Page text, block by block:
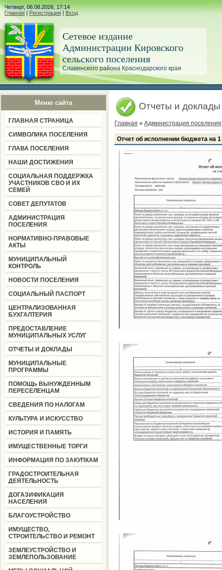
Четверг, 06.08.2026, 17:14
Главная | Регистрация | Вход
Сетевое издание
Администрации Кировского
сельского поселения
Славянского района Краснодарского края
Меню сайта
ГЛАВНАЯ СТРАНИЦА
СИМВОЛИКА ПОСЕЛЕНИЯ
ГЛАВА ПОСЕЛЕНИЯ
НАШИ ДОСТИЖЕНИЯ
СОЦИАЛЬНАЯ ПОДДЕРЖКА
УЧАСТНИКОВ СВО И ИХ
СЕМЕЙ
СОВЕТ ДЕПУТАТОВ
АДМИНИСТРАЦИЯ
ПОСЕЛЕНИЯ
НОРМАТИВНО-ПРАВОВЫЕ
АКТЫ
МУНИЦИПАЛЬНЫЙ
КОНТРОЛЬ
НОВОСТИ ПОСЕЛЕНИЯ
СОЦИАЛЬНЫЙ ПАСПОРТ
ЦЕНТРАЛИЗОВАННАЯ
БУХГАЛТЕРИЯ
ПРЕДОСТАВЛЕНИЕ
МУНИЦИПАЛЬНЫХ УСЛУГ
ОТЧЕТЫ И ДОКЛАДЫ
МУНИЦИПАЛЬНЫЕ
ПРОГРАММЫ
ПОМОЩЬ ВЫНУЖДЕННЫМ
ПЕРЕСЕЛЕНЦАМ
СВЕДЕНИЯ ПО НАЛОГАМ
КУЛЬТУРА И ИСКУССТВО
ИСТОРИЯ И ПАМЯТЬ
ИМУЩЕСТВЕННЫЕ ТОРГИ
ИНФОРМАЦИЯ ПО ЗАКУПКАМ
ГРАДОСТРОИТЕЛЬНАЯ
ДЕЯТЕЛЬНОСТЬ
ДОГАЗИФИКАЦИЯ
НАСЕЛЕНИЯ
БЛАГОУСТРОЙСТВО
ИМУЩЕСТВО,
СТРОИТЕЛЬСТВО И РЕМОНТ
ЗЕМЛЕУСТРОЙСТВО И
ЗЕМЛЕПОЛЬЗОВАНИЕ
Отчеты и доклады
Главная » Администрация поселения
Отчет об исполнении бюджета на 1